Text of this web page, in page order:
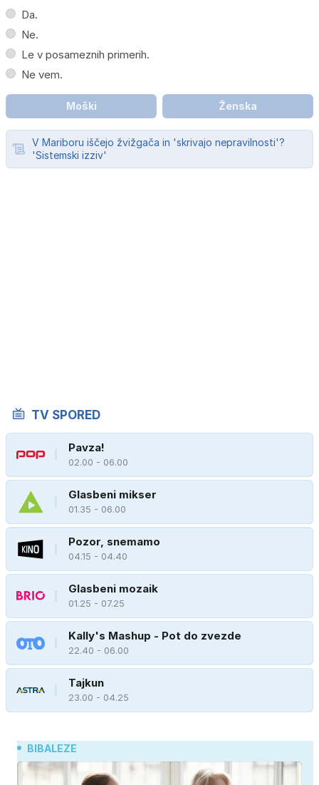
Da.
Ne.
Le v posameznih primerih.
Ne vem.
Moški Ženska
V Mariboru iščejo žvižgača in 'skrivajo nepravilnosti'?
'Sistemski izziv'
TV SPORED
Pavza!
02.00 - 06.00
Glasbeni mikser
01.35 - 06.00
Pozor, snemamo
04.15 - 04.40
Glasbeni mozaik
01.25 - 07.25
Kally's Mashup - Pot do zvezde
22.40 - 06.00
Tajkun
23.00 - 04.25
BIBALEZE